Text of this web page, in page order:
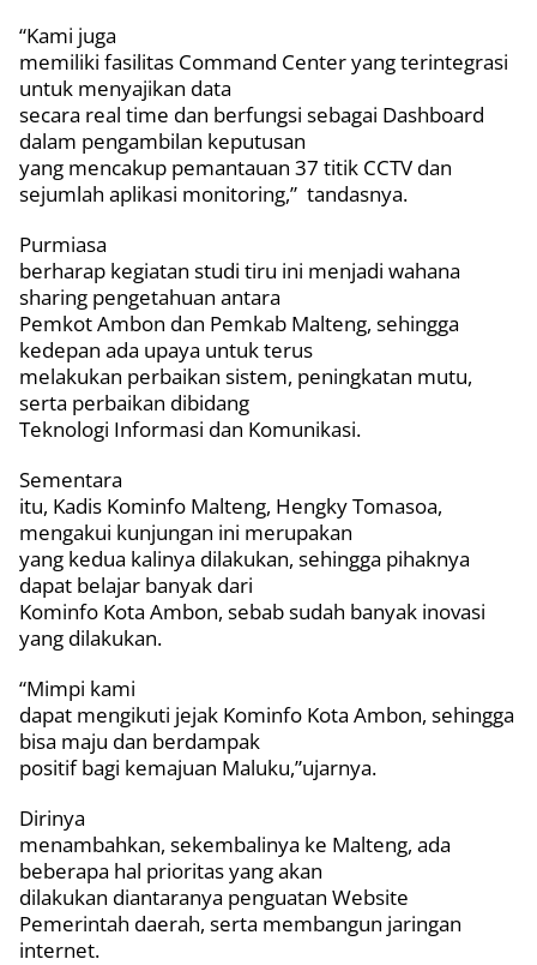
“Kami juga
memiliki fasilitas Command Center yang terintegrasi
untuk menyajikan data
secara real time dan berfungsi sebagai Dashboard
dalam pengambilan keputusan
yang mencakup pemantauan 37 titik CCTV dan
sejumlah aplikasi monitoring,” tandasnya.
Purmiasa
berharap kegiatan studi tiru ini menjadi wahana
sharing pengetahuan antara
Pemkot Ambon dan Pemkab Malteng, sehingga
kedepan ada upaya untuk terus
melakukan perbaikan sistem, peningkatan mutu,
serta perbaikan dibidang
Teknologi Informasi dan Komunikasi.
Sementara
itu, Kadis Kominfo Malteng, Hengky Tomasoa,
mengakui kunjungan ini merupakan
yang kedua kalinya dilakukan, sehingga pihaknya
dapat belajar banyak dari
Kominfo Kota Ambon, sebab sudah banyak inovasi
yang dilakukan.
“Mimpi kami
dapat mengikuti jejak Kominfo Kota Ambon, sehingga
bisa maju dan berdampak
positif bagi kemajuan Maluku,”ujarnya.
Dirinya
menambahkan, sekembalinya ke Malteng, ada
beberapa hal prioritas yang akan
dilakukan diantaranya penguatan Website
Pemerintah daerah, serta membangun jaringan
internet.